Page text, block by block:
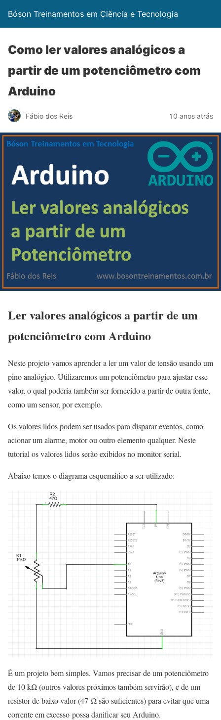
Bóson Treinamentos em Ciência e Tecnologia
Como ler valores analógicos a
partir de um potenciômetro com
Arduino
Fábio dos Reis 10 anos atrás
Ler valores analógicos a partir de um
potenciômetro com Arduino
Neste projeto vamos aprender a ler um valor de tensão usando um
pino analógico. Utilizaremos um potenciômetro para ajustar esse
valor, o qual poderia também ser fornecido a partir de outra fonte,
como um sensor, por exemplo.
Os valores lidos podem ser usados para disparar eventos, como
acionar um alarme, motor ou outro elemento qualquer. Neste
tutorial os valores lidos serão exibidos no monitor serial.
Abaixo temos o diagrama esquemático a ser utilizado:
É um projeto bem simples. Vamos precisar de um potenciômetro
de 10 kΩ (outros valores próximos também servirão), e de um
resistor de baixo valor (47 Ω são suficientes) para evitar que uma
corrente em excesso possa danificar seu Arduino.